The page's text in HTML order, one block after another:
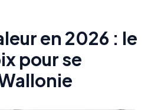
en 2026 : le
pour se